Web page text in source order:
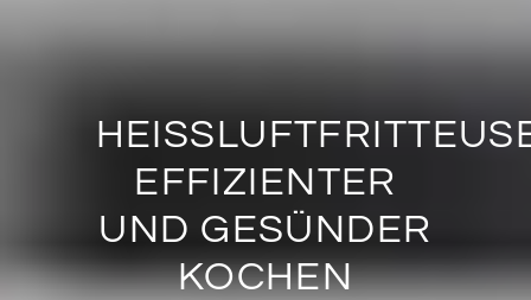
FFIZIENTER U
ND GESÜNDER K
OCHEN